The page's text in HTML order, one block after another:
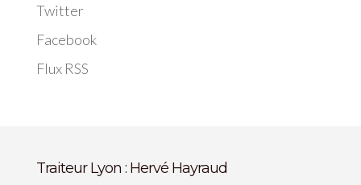
Twitter
Facebook
Flux RSS
Traiteur Lyon : Hervé Hayraud